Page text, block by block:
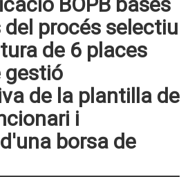
procés selectiu
de 6 places
gestió
de la plantilla de
i
borsa de